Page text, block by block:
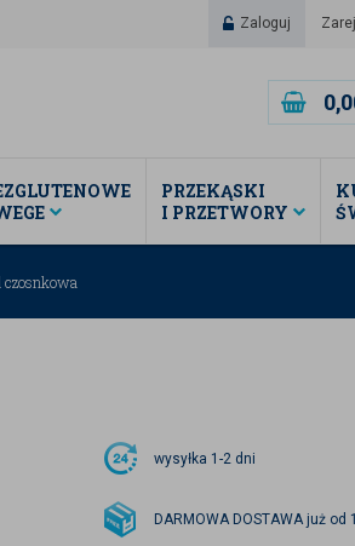
Zaloguj
PRZEKĄSKI
I PRZETWORY
czosnkowa
wysyłka 1-2 dni
DARMOWA DOSTAWA już od